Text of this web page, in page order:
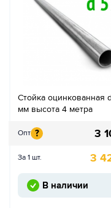
Стойка оцинкованная
мм высота 4 метра
Опт ? 3
За 1 шт. 3
В наличии